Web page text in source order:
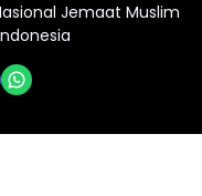
Jemaat Muslim